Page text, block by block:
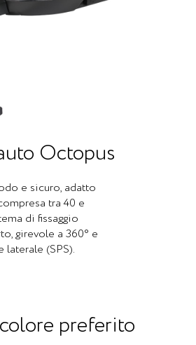
Octopus
e sicuro, adatto
tra 40 e
di fissaggio
girevole a 360° e
(SPS).
preferito